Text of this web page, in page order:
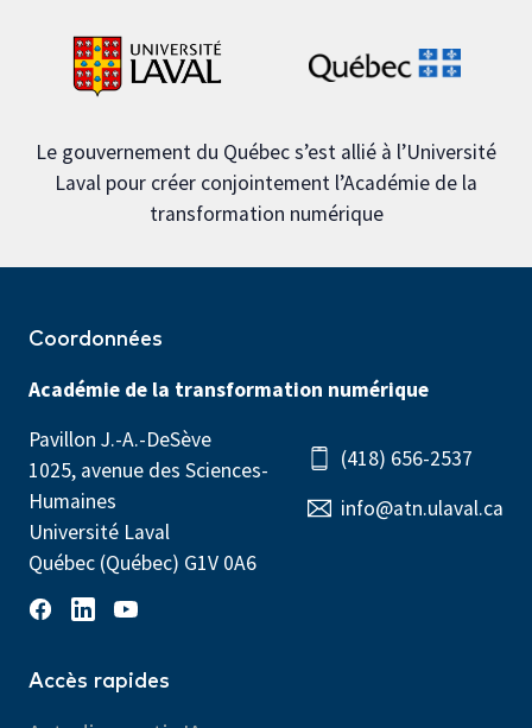
Le gouvernement du Québec s’est allié à l’Université
Laval pour créer conjointement l’Académie de la
transformation numérique
Coordonnées
Académie de la transformation numérique
Pavillon J.-A.-DeSève
1025, avenue des Sciences-
Humaines
Université Laval
Québec (Québec) G1V 0A6
(418) 656-2537
info@atn.ulaval.ca
Accès rapides